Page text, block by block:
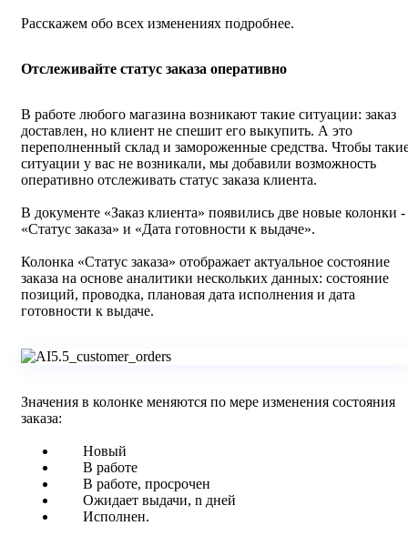
Расскажем обо всех изменениях подробнее.
Отслеживайте статус заказа оперативно
В работе любого магазина возникают такие ситуации: заказ
доставлен, но клиент не спешит его выкупить. А это
переполненный склад и замороженные средства. Чтобы
ситуации у вас не возникали, мы добавили возможность
оперативно отслеживать статус заказа клиента.
В документе «Заказ клиента» появились две новые колонки -
«Статус заказа» и «Дата готовности к выдаче».
Колонка «Статус заказа» отображает актуальное состояние
заказа на основе аналитики нескольких данных: состояние
позиций, проводка, плановая дата исполнения и дата
готовности к выдаче.
Значения в колонке меняются по мере изменения состояния
заказа:
Новый
В работе
В работе, просрочен
Ожидает выдачи, n дней
Исполнен.